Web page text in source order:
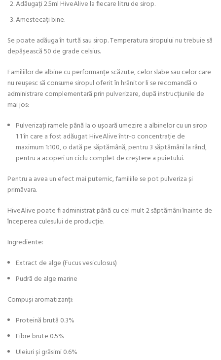
Adăugați 2.5ml HiveAlive la fiecare litru de sirop.
Amestecați bine.
Se poate adăuga în turtă sau sirop. Temperatura siropului nu trebuie să
depășească 50 de grade celsius.
Familiilor de albine cu performanțe scăzute, celor slabe sau celor care
nu reușesc să consume siropul oferit în hrănitor li se recomandă o
administrare complementară prin pulverizare, după instrucțiunile de
mai jos:
Pulverizați ramele până la o ușoară umezire a albinelor cu un sirop
1:1 în care a fost adăugat HiveAlive într-o concentrație de
maximum 1:100, o dată pe săptămână, pentru 3 săptămâni la rând,
pentru a acoperi un ciclu complet de creștere a puietului.
Pentru a avea un efect mai puternic, familiile se pot pulveriza și
primăvara.
HiveAlive poate fi administrat până cu cel mult 2 săptămâni înainte de
începerea culesului de producție.
Ingrediente:
Extract de alge (Fucus vesiculosus)
Pudră de alge marine
Compuși aromatizanți:
Proteină brută 0.3%
Fibre brute 0.5%
Uleiuri și grăsimi 0.6%